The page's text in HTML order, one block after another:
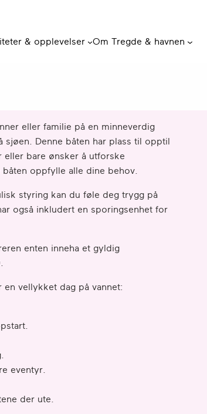
& opplevelser Om Tregde & havnen
eller familie på en minneverdig
Denne båten har plass til opptil
bare ønsker å utforske
oppfylle alle dine behov.
styring kan du føle deg trygg på
også inkludert en sporingsenhet for
enten inneha et gyldig
vellykket dag på vannet:
eventyr.
der ute.